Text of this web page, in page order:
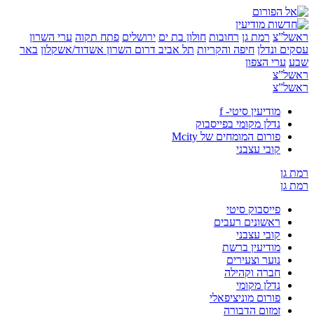
רמת גן רחובות חולון בת ים ירושלים פתח תקוה ערי השרון
ונדלן חיפה והקריות תל אביבדרום השרון אשדוד/אשקלון באר
ערי הצפון
מודיעין סיטי- f
נדלן מקומי בפייסבוק
פורום המומחים של Mcity
קובי עצבני
פייסבוק סיטי
ראשונים רעבים
קובי עצבני
מודיעין ברשת
נוער וצעירים
חברה וקהילה
נדלן מקומי
פורום מוניציפאלי
זמזום הדבורה